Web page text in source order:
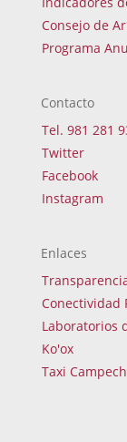
Consejo de
Programa
Contacto
Tel. 981 281
Twitter
Facebook
Instagram
Enlaces
Conectividad
Laboratorios
Ko'ox
Taxi